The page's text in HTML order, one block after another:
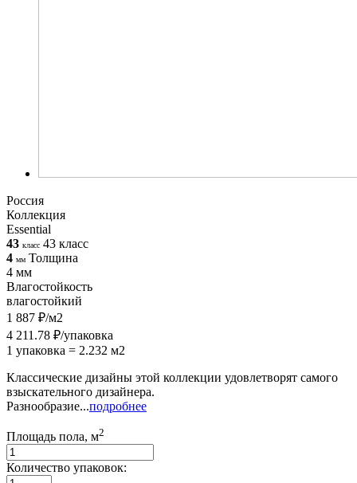
Россия
Коллекция
Essential
43 класс 43 класс
4 мм Толщина
4 мм
Влагостойкость
влагостойкий
1 887 ₽/м2
4 211.78 ₽/упаковка
1 упаковка = 2.232 м2
Классические дизайны этой коллекции удовлетворят самого
взыскательного дизайнера.
Разнообразие...подробнее
Площадь пола, м2
Количество упаковок: